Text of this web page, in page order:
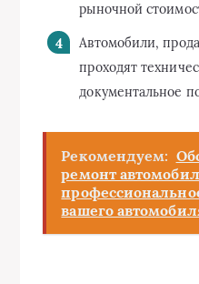
рыночной
Автомобили,
проходят
документальное
Рекомендуем:
ремонт
вашего